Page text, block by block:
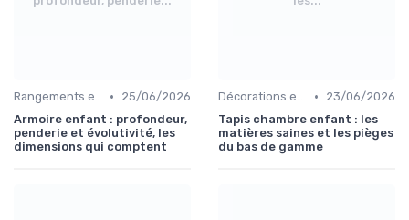
Rangements et Étagères •
25/06/2026
Armoire enfant : profondeur,
penderie et évolutivité, les
dimensions qui comptent
Décorations et Accessoires de Chambre •
23/06/2026
Tapis chambre enfant : les
matières saines et les pièges
du bas de gamme